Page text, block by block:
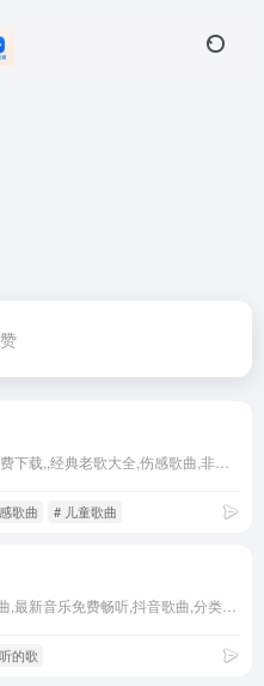
歌曲 # 儿童歌曲
的歌